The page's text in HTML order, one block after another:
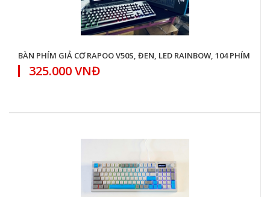
BÀN PHÍM GIẢ CƠ RAPOO V50S, ĐEN, LED RAINBOW, 104 PHÍM
325.000 VNĐ